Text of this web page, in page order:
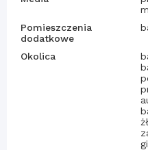
Pomieszczenia
dodatkowe
Okolica